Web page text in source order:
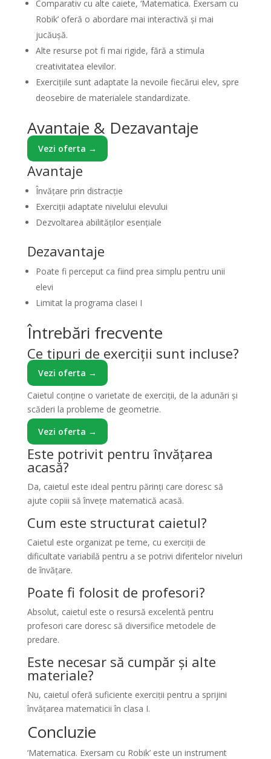
Comparativ cu alte caiete, ‘Matematica. Exersam cu
Robik’ oferă o abordare mai interactivă și mai
jucăușă.
Alte resurse pot fi mai rigide, fără a stimula
creativitatea elevilor.
Exercițiile sunt adaptate la nevoile fiecărui elev, spre
deosebire de materialele standardizate.
Avantaje & Dezavantaje
Vezi oferta →
Avantaje
Învățare prin distracție
Exerciții adaptate nivelului elevului
Dezvoltarea abilităților esențiale
Dezavantaje
Poate fi perceput ca fiind prea simplu pentru unii
elevi
Limitat la programa clasei I
Întrebări frecvente
Ce tipuri de exerciții sunt incluse?
Vezi oferta →
Caietul conține o varietate de exerciții, de la adunări și
scăderi la probleme de geometrie.
Vezi oferta →
Este potrivit pentru învățarea
acasă?
Da, caietul este ideal pentru părinți care doresc să
ajute copiii să învețe matematică acasă.
Cum este structurat caietul?
Caietul este organizat pe teme, cu exerciții de
dificultate variabilă pentru a se potrivi diferitelor niveluri
de învățare.
Poate fi folosit de profesori?
Absolut, caietul este o resursă excelentă pentru
profesori care doresc să diversifice metodele de
predare.
Este necesar să cumpăr și alte
materiale?
Nu, caietul oferă suficiente exerciții pentru a sprijini
învățarea matematicii în clasa I.
Concluzie
‘Matematica. Exersam cu Robik’ este un instrument